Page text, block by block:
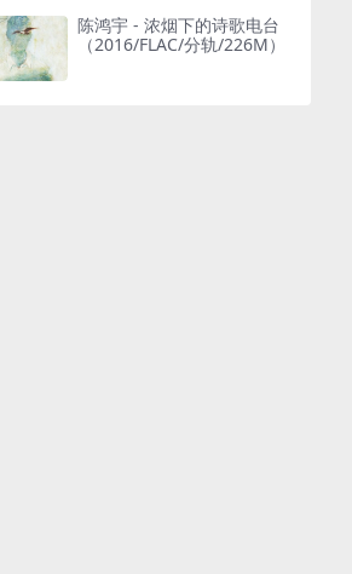
陈鸿宇 - 浓烟下的诗歌电台
（2016/FLAC/分轨/226M）